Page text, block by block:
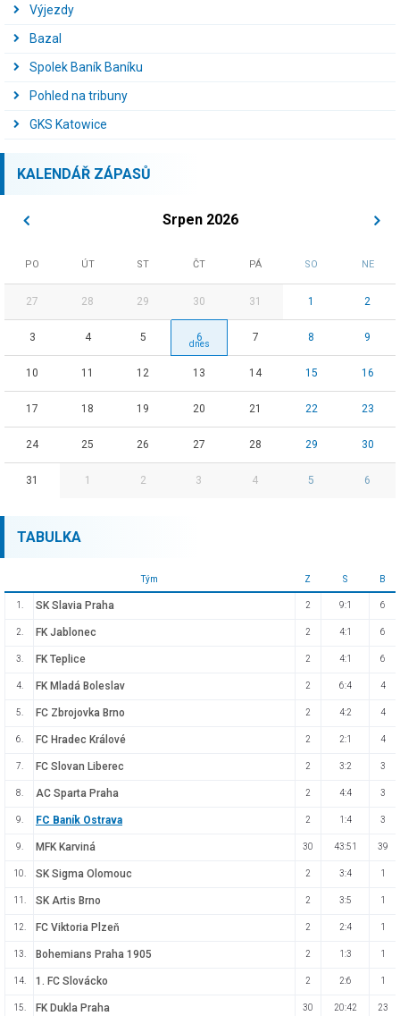
Výjezdy
Bazal
Spolek Baník Baníku
Pohled na tribuny
GKS Katowice
KALENDÁŘ ZÁPASŮ
Srpen 2026
PO ÚT ST ČT PÁ SO NE
27 28 29 30 31 1 2
3 4 5 6 7 8 9
10 11 12 13 14 15 16
17 18 19 20 21 22 23
24 25 26 27 28 29 30
31 1 2 3 4 5 6
TABULKA
Tým Z S B
1. SK Slavia Praha 2 9:1 6
2. FK Jablonec 2 4:1 6
3. FK Teplice 2 4:1 6
4. FK Mladá Boleslav 2 6:4 4
5. FC Zbrojovka Brno 2 4:2 4
6. FC Hradec Králové 2 2:1 4
7. FC Slovan Liberec 2 3:2 3
8. AC Sparta Praha 2 4:4 3
9. FC Baník Ostrava 2 1:4 3
9. MFK Karviná 30 43:51 39
10. SK Sigma Olomouc 2 3:4 1
11. SK Artis Brno 2 3:5 1
12. FC Viktoria Plzeň 2 2:4 1
13. Bohemians Praha 1905 2 1:3 1
14. 1. FC Slovácko 2 2:6 1
15. FK Dukla Praha 30 20:42 23